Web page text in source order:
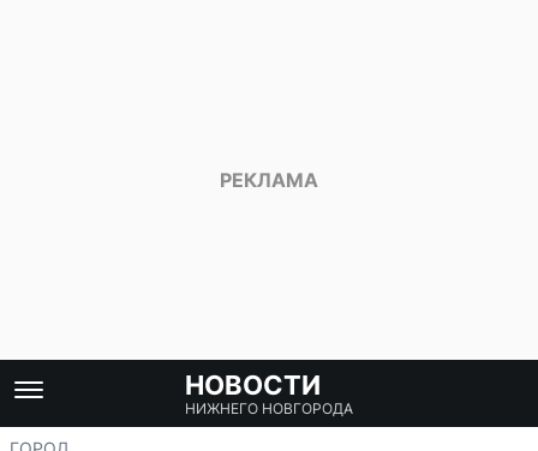
НОВОСТИ
НИЖНЕГО НОВГОРОДА